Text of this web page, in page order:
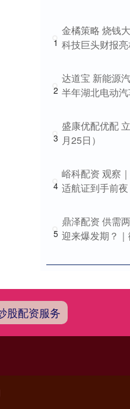
1
金橘策略 烧钱
科技巨头财报
2
达道宝 新能源
半年湖北电动
3
盛康优配优配
月25日）
4
峪科配资 观察
适航证到手前
5
鼎泽配资 供需
迎来爆发期？
股配资服务